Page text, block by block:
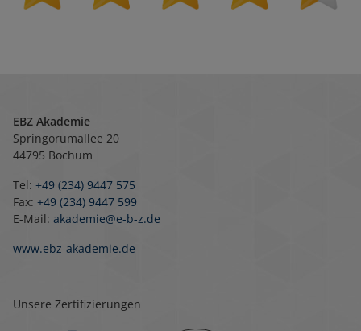
EBZ Akademie
Springorumallee 20
44795 Bochum
Tel: +49 (234) 9447 575
Fax: +49 (234) 9447 599
E-Mail: akademie@e-b-z.de
www.ebz-akademie.de
Unsere Zertifizierungen